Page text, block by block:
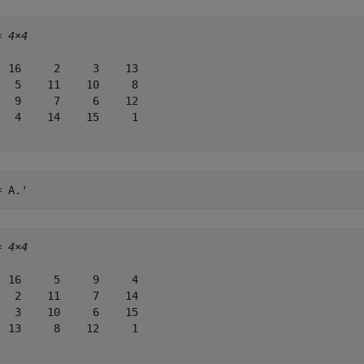
4×4
16     2     3    13
5    11    10     8
9     7     6    12
4    14    15     1
A.'
4×4
16     5     9     4
2    11     7    14
3    10     6    15
13     8    12     1